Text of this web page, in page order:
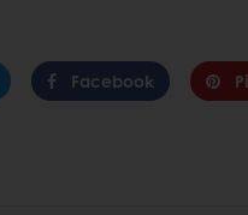
Facebook